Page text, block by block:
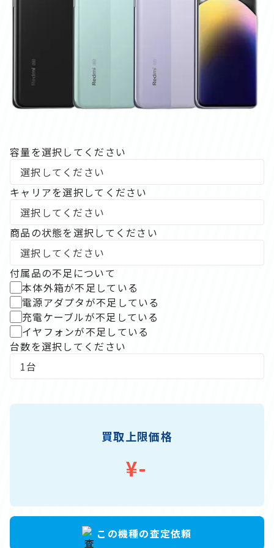
容量を選択してください
キャリアを選択してください
商品の状態を選択してください
付属品の不足について
本体外箱が不足している
電源アダプタが不足している
充電ケーブルが不足している
イヤフォンが不足している
台数を選択してください
買取上限価格
¥-
この機種の査定依頼